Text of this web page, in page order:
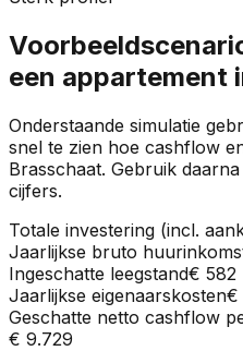
een appartement
Onderstaande simulatie
snel te zien hoe cashflow
Brasschaat. Gebruik daarna
cijfers.
Totale investering (incl.
Jaarlijkse bruto
Ingeschatte leegstand€ 582
Jaarlijkse eigenaarskosten€
Geschatte netto cashflow
€ 9.729